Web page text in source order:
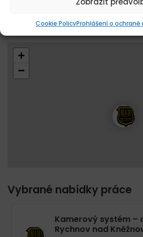
Cookie PolicyProhlášení o
+
−
Vybrané nabídky práce
Kamerový systém –
Rychnov nad